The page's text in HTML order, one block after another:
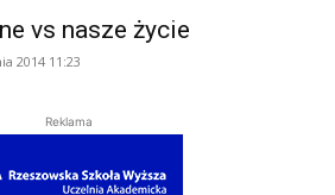
vs nasze życie
2014 11:23
Reklama